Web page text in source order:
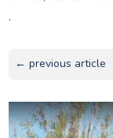
.
← previous article